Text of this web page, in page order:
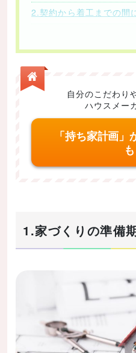
2.契約から着工までの間
3.家づくりに関すること
こと
3-1.こだわり過ぎに気を
3-2.打ち合わせの記録を
自分のこだわり
ハウスメー
「持ち家計画
1.家づくりの準備